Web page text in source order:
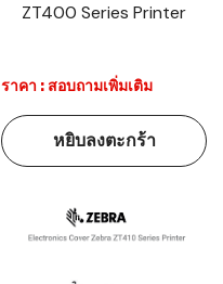
ZT400 Series Printer
ราคา : สอบถามเพิ่มเติม
หยิบลงตะกร้า